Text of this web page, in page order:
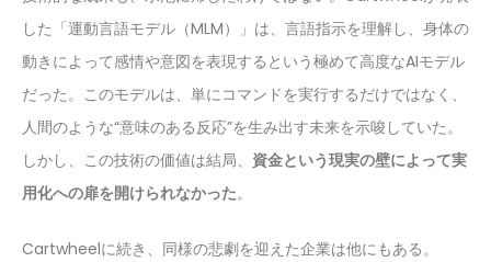
した「運動言語モデル（MLM）」は、言語指示を理解し、身体の
動きによって感情や意図を表現するという極めて高度なAIモデル
だった。このモデルは、単にコマンドを実行するだけではなく、
人間のような“意味のある反応”を生み出す未来を示唆していた。
しかし、この技術の価値は結局、 資金という現実の壁によって実
用化への扉を開けられなかった。
Cartwheelに続き、同様の悲劇を迎えた企業は他にもある。